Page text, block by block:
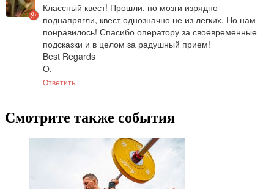
Классный квест! Прошли, но мозги изрядно
поднапрягли, квест однозначно не из легких. Но нам
понравилось! Спасибо оператору за своевременные
подсказки и в целом за радушный прием!
Best Regards
О.
Ответить
Смотрите также события